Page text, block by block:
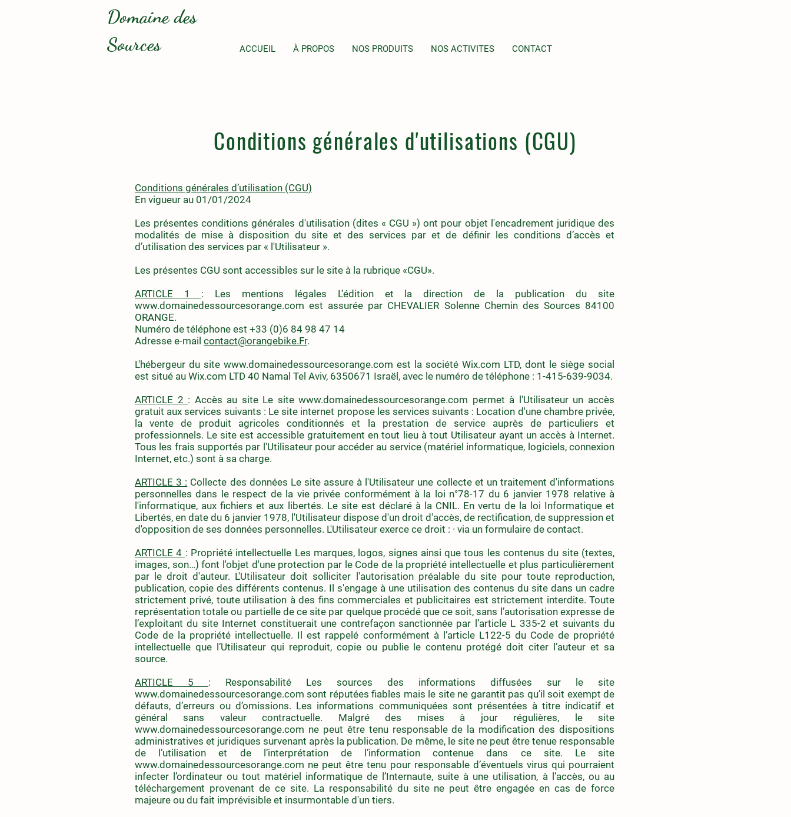
ACCUEIL À PROPOS NOS PRODUITS NOS ACTIVITES CONTACT
Domaine des
Sources
Conditions générales d'utilisations (CGU)
Conditions générales d’utilisation (CGU)
En vigueur au 01/01/2024
Les présentes conditions générales d'utilisation (dites « CGU ») ont pour objet l'encadrement juridique des
modalités de mise à disposition du site et des services par et de définir les conditions d’accès et
d’utilisation des services par « l'Utilisateur ».
Les présentes CGU sont accessibles sur le site à la rubrique «CGU».
ARTICLE 1 : Les mentions légales L’édition et la direction de la publication du site
www.domainedessourcesorange.com est assurée par CHEVALIER Solenne Chemin des Sources 84100
ORANGE.
Numéro de téléphone est +33 (0)6 84 98 47 14
Adresse e-mail contact@orangebike.Fr.
L'hébergeur du site www.domainedessourcesorange.com est la société Wix.com LTD, dont le siège social
est situé au Wix.com LTD 40 Namal Tel Aviv, 6350671 Israël, avec le numéro de téléphone : 1-415-639-9034.
ARTICLE 2 : Accès au site Le sitewww.domainedessourcesorange.com permet à l'Utilisateur un accès
gratuit aux services suivants : Le site internet propose les services suivants : Location d'une chambre privée,
la vente de produit agricoles conditionnés et la prestation de service auprès de particuliers et
professionnels. Le site est accessible gratuitement en tout lieu à tout Utilisateur ayant un accès à Internet.
Tous les frais supportés par l'Utilisateur pour accéder au service (matériel informatique, logiciels, connexion
Internet, etc.) sont à sa charge.
ARTICLE 3 : Collecte des données Le site assure à l'Utilisateur une collecte et un traitement d'informations
personnelles dans le respect de la vie privée conformément à la loi n°78-17 du 6 janvier 1978 relative à
l'informatique, aux fichiers et aux libertés. Le site est déclaré à la CNIL. En vertu de la loi Informatique et
Libertés, en date du 6 janvier 1978, l'Utilisateur dispose d'un droit d'accès, de rectification, de suppression et
d'opposition de ses données personnelles. L'Utilisateur exerce ce droit : · via un formulaire de contact.
ARTICLE 4 : Propriété intellectuelle Les marques, logos, signes ainsi que tous les contenus du site (textes,
images, son…) font l'objet d'une protection par le Code de la propriété intellectuelle et plus particulièrement
par le droit d'auteur. L'Utilisateur doit solliciter l'autorisation préalable du site pour toute reproduction,
publication, copie des différents contenus. Il s'engage à une utilisation des contenus du site dans un cadre
strictement privé, toute utilisation à des fins commerciales et publicitaires est strictement interdite. Toute
représentation totale ou partielle de ce site par quelque procédé que ce soit, sans l’autorisation expresse de
l’exploitant du site Internet constituerait une contrefaçon sanctionnée par l’article L 335-2 et suivants du
Code de la propriété intellectuelle. Il est rappelé conformément à l’article L122-5 du Code de propriété
intellectuelle que l’Utilisateur qui reproduit, copie ou publie le contenu protégé doit citer l’auteur et sa
source.
ARTICLE 5 : Responsabilité Les sources des informations diffusées sur le site
www.domainedessourcesorange.com sont réputées fiables mais le site ne garantit pas qu’il soit exempt de
défauts, d’erreurs ou d’omissions. Les informations communiquées sont présentées à titre indicatif et
général sans valeur contractuelle. Malgré des mises à jour régulières, le site
www.domainedessourcesorange.com ne peut être tenu responsable de la modification des dispositions
administratives et juridiques survenant après la publication. De même, le site ne peut être tenue responsable
de l’utilisation et de l’interprétation de l’information contenue dans ce site. Le site
www.domainedessourcesorange.com ne peut être tenu pour responsable d’éventuels virus qui pourraient
infecter l’ordinateur ou tout matériel informatique de l’Internaute, suite à une utilisation, à l’accès, ou au
téléchargement provenant de ce site. La responsabilité du site ne peut être engagée en cas de force
majeure ou du fait imprévisible et insurmontable d'un tiers.